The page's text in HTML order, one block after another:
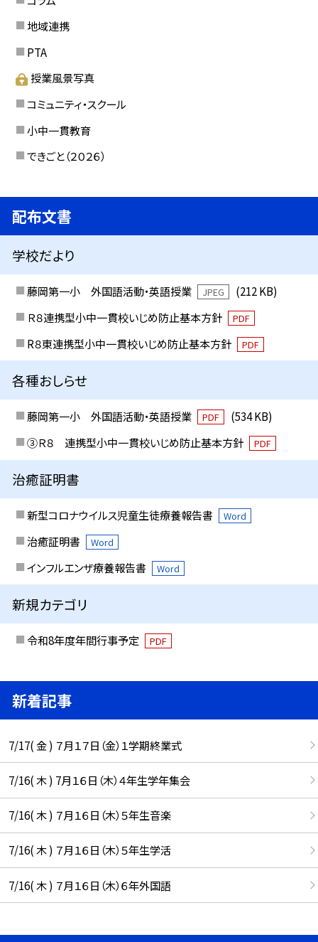
地域連携
PTA
授業風景写真
コミュニティ・スクール
小中一貫教育
できごと（２０２６）
配布文書
学校だより
藤岡第一小 外国語活動・英語授業 JPEG
(212 KB)
Ｒ８連携型小中一貫校いじめ防止基本方針
PDF
R８東連携型小中一貫校いじめ防止基本方針 PDF
各種おしらせ
藤岡第一小 外国語活動・英語授業 PDF
(534 KB)
③Ｒ８ 連携型小中一貫校いじめ防止基本方針
PDF
治癒証明書
新型コロナウイルス児童生徒療養報告書 Word
治癒証明書 Word
インフルエンザ療養報告書 Word
新規カテゴリ
令和8年度年間行事予定 PDF
新着記事
7/17( 金 ) ７月１７日（金）１学期終業式
7/16( 木 ) 7月１６日（木）４年生学年集会
7/16( 木 ) ７月１６日（木）５年生音楽
7/16( 木 ) ７月１６日（木）５年生学活
7/16( 木 ) ７月１６日（木）６年外国語